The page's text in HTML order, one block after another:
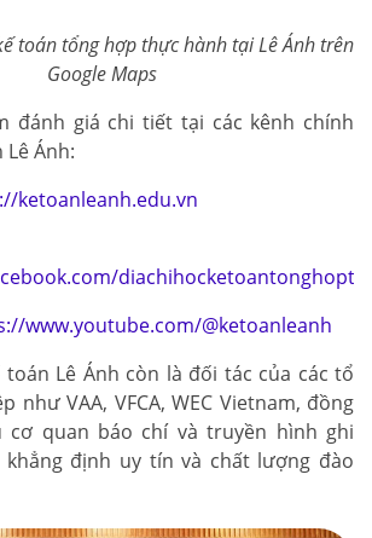
toán tổng hợp thực hành tại Lê Ánh trên
Google Maps
đánh giá chi tiết tại các kênh chính
Ánh:
ketoanleanh.edu.vn
www.youtube.com/@ketoanleanh
toán Lê Ánh còn là đối tác của các tổ
như VAA, VFCA, WEC Vietnam, đồng
cơ quan báo chí và truyền hình ghi
khẳng định uy tín và chất lượng đào